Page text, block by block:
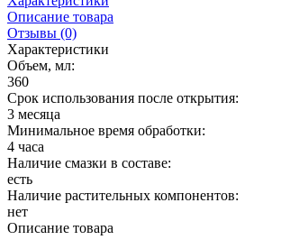
Описание товара
Отзывы (0)
Характеристики
Объем, мл:
360
Срок использования после открытия:
3 месяца
Минимальное время обработки:
4 часа
Наличие смазки в составе:
есть
Наличие растительных компонентов:
нет
Описание товара